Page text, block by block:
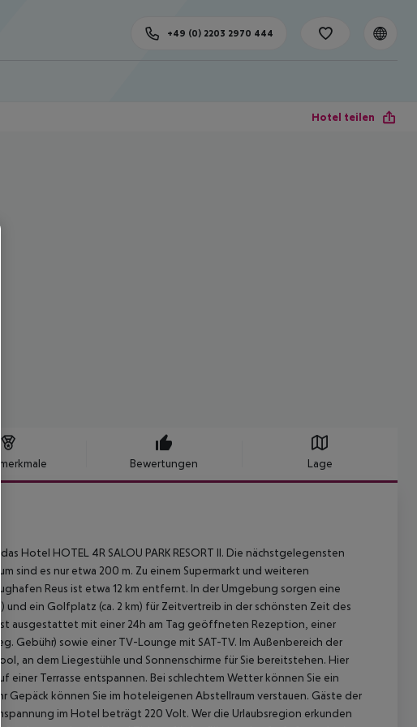
+49 (0) 2203 2970 444
Hotel teilen
Bewertungen Lage
HOTEL 4R SALOU PARK RESORT II. Die nächstgelegensten
sind es nur etwa 200 m. Zu einem Supermarkt und weiteren
Reus ist etwa 12 km entfernt. In der Umgebung sorgen eine
und ein Golfplatz (ca. 2 km) für Zeitvertreib in der schönsten Zeit des
ausgestattet mit einer 24h am Tag geöffneten Rezeption, einer
Gebühr) sowie einer TV-Lounge mit SAT-TV. Im Außenbereich der
an dem Liegestühle und Sonnenschirme für Sie bereitstehen. Hier
einer Terrasse entspannen. Bei schlechtem Wetter können Sie ein
Gepäck können Sie im hoteleigenen Abstellraum verstauen. Gäste der
im Hotel beträgt 220 Volt. Wer die Urlaubsregion erkunden